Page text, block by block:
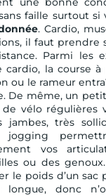
faille surtout si
. Cardio,
il faut prendre
Parmi les
cardio, la course
ou le rameur
De même, un
de vélo régulières
jambes, très
jogging
vos
ou des
le poids d’un sac
longue, donc